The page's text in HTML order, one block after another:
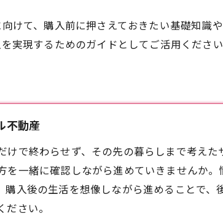
けて、購入前に押さえておきたい基礎知識
実現するためのガイドとしてご活用ください
不動産
で終わらせず、その先の暮らしまで考え
一緒に確認しながら進めていきませんか
入後の生活を想像しながら進めることで
さい。